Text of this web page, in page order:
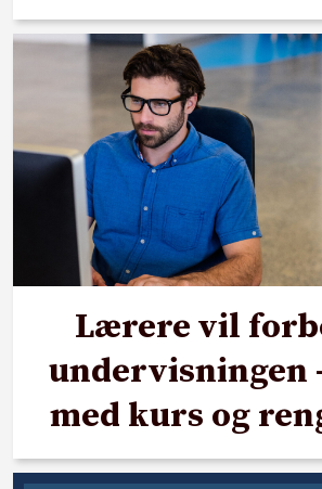
Lærere vil
undervisningen
med kurs og